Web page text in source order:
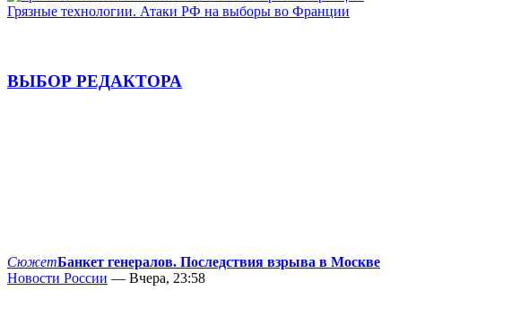
Грязные технологии. Атаки РФ на выборы во Франции
ВЫБОР РЕДАКТОРА
СюжетБанкет генералов. Последствия взрыва в Москве
Новости России — Вчера, 23:58